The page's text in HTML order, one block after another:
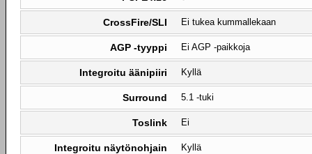
CrossFire/SLI Ei tukea kummallekaan
AGP -tyyppi Ei AGP -paikkoja
Integroitu äänipiiri Kyllä
Surround 5.1 -tuki
Toslink Ei
Integroitu näytönohjain Kyllä